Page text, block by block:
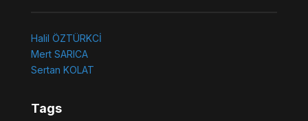
Halil ÖZTÜRKCİ
Mert SARICA
Sertan KOLAT
Tags